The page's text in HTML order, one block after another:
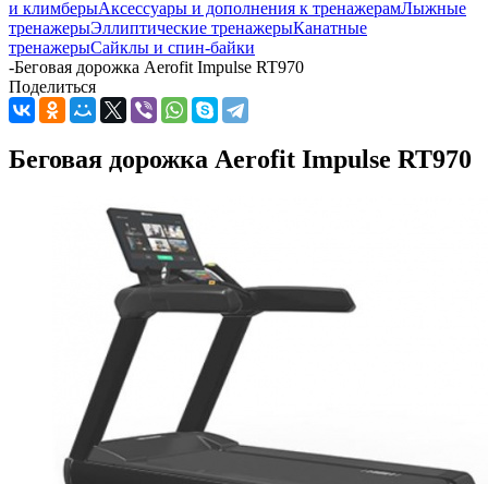
и климберыАксессуары и дополнения к тренажерамЛыжные
тренажерыЭллиптические тренажерыКанатные
тренажерыСайклы и спин-байки
-Беговая дорожка Aerofit Impulse RT970
Поделиться
Беговая дорожка Aerofit Impulse RT970